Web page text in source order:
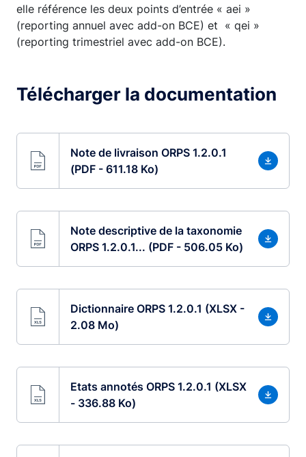
elle référence les deux points d’entrée « aei »
(reporting annuel avec add-on BCE) et « qei »
(reporting trimestriel avec add-on BCE).
Télécharger la documentation
Note de livraison ORPS 1.2.0.1
(PDF - 611.18 Ko)
Note descriptive de la taxonomie
ORPS 1.2.0.1... (PDF - 506.05 Ko)
Dictionnaire ORPS 1.2.0.1 (XLSX -
2.08 Mo)
Etats annotés ORPS 1.2.0.1 (XLSX
- 336.88 Ko)